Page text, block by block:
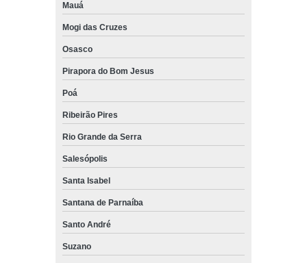
Mauá
Mogi das Cruzes
Osasco
Pirapora do Bom Jesus
Poá
Ribeirão Pires
Rio Grande da Serra
Salesópolis
Santa Isabel
Santana de Parnaíba
Santo André
Suzano